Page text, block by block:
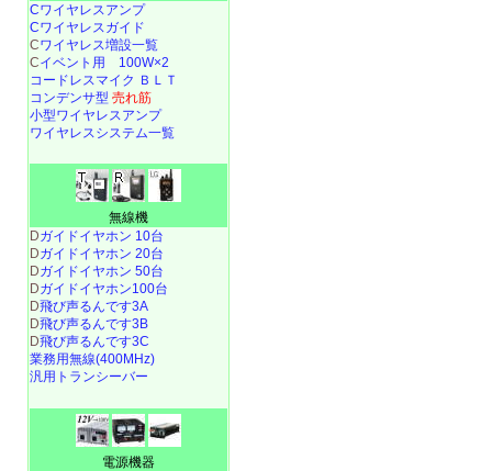
Cワイヤレスアンプ
Cワイヤレスガイド
Cワイヤレス増設一覧
Cイベント用 100W×2
コードレスマイク ＢＬＴ
コンデンサ型 売れ筋
小型ワイヤレスアンプ
ワイヤレスシステム一覧
無線機
Dガイドイヤホン 10台
Dガイドイヤホン 20台
Dガイドイヤホン 50台
Dガイドイヤホン100台
D飛び声るんです3A
D飛び声るんです3B
D飛び声るんです3C
業務用無線(400MHz)
汎用トランシーバー
電源機器